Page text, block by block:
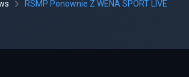
RSMP Ponownie Z WENA SPORT LIVE